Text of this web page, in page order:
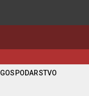
GOSPODARSTVO